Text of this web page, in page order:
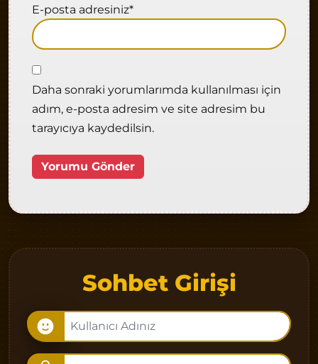
E-posta adresiniz*
Daha sonraki yorumlarımda kullanılması için
adım, e-posta adresim ve site adresim bu
tarayıcıya kaydedilsin.
Sohbet Girişi